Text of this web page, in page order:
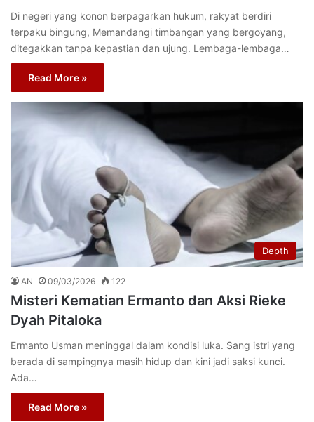
Di negeri yang konon berpagarkan hukum, rakyat berdiri
terpaku bingung, Memandangi timbangan yang bergoyang,
ditegakkan tanpa kepastian dan ujung. Lembaga-lembaga…
Read More »
Depth
AN 09/03/2026 122
Misteri Kematian Ermanto dan Aksi Rieke
Dyah Pitaloka
Ermanto Usman meninggal dalam kondisi luka. Sang istri yang
berada di sampingnya masih hidup dan kini jadi saksi kunci.
Ada…
Read More »